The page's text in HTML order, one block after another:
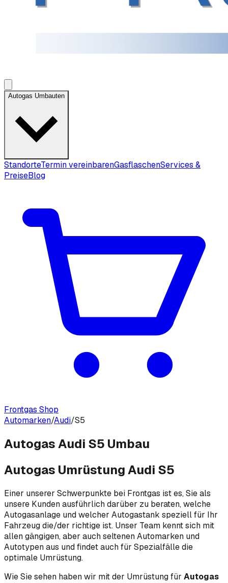
Autogas Umbauten
StandorteTermin vereinbarenGasflaschenServices &
PreiseBlog
Frontgas Shop
Automarken/Audi/S5
Autogas Audi S5 Umbau
Autogas Umrüstung Audi S5
Einer unserer Schwerpunkte bei Frontgas ist es, Sie als
unsere Kunden ausführlich darüber zu beraten, welche
Autogasanlage und welcher Autogastank speziell für Ihr
Fahrzeug die/der richtige ist. Unser Team kennt sich mit
allen gängigen, aber auch seltenen Automarken und
Autotypen aus und findet auch für Spezialfälle die
optimale Umrüstung.
Wie Sie sehen haben wir mit der Umrüstung für Autogas